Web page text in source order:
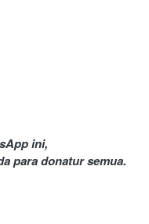
ini,
para donatur semua.